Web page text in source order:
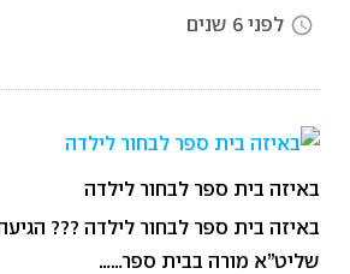
access_time לפני 6 שנים
באיזה בית ספר לבחור לילדה
באיזה בית ספר לבחור לילדה ???
שליט”א מורה בבית ספר……